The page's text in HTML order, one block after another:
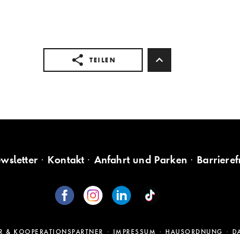
TEILEN
Kontakt Anfahrt und Parken
& KOOPERATIONSPARTNER IMPRESSUM HAUSORDNUNG